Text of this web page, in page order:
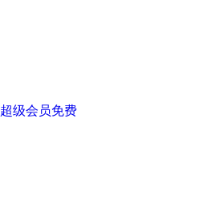
超级会员免费